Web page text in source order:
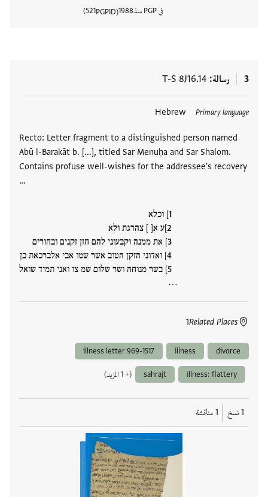
في PGP منذ 1988
PGPID
521
3 رسالة T-S 8J16.14
Primary language
Hebrew
Recto: Letter fragment to a distinguished person named
Abū l-Barakāt b. [...], titled Sar Menuḥa and Sar Shalom.
Contains profuse well-wishes for the addressee's recovery
…
] וכלא
]ע א[ ] צהרגת ולא
] את ממנה וקבעוני להם חזן זקנים ובחורים
] ואדוני הזקן הטוב אשר שמו אבי אלברכאת בן
] בשר מנוחה ושר שלום שמ צו ואני תמיד שואל
…
Related Places
1
العلامات
divorce
illness
illness letter 969-1517
illness: flattery
sahrajt (+ 1 المزيد)
1 نسخ 1 مناقشة